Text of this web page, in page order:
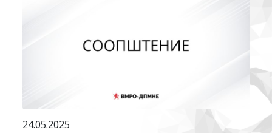
24.05.2025